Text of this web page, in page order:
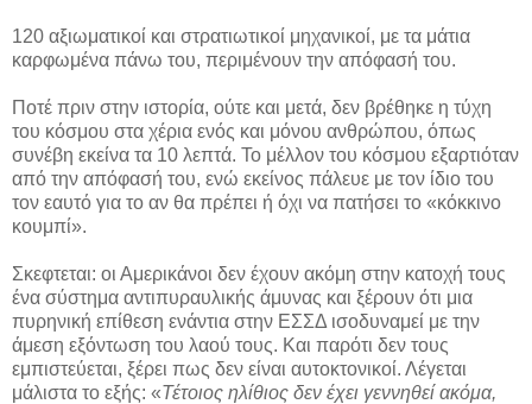
120 αξιωματικοί και στρατιωτικοί μηχανικοί, με τα μάτια
καρφωμένα πάνω του, περιμένουν την απόφασή του.
Ποτέ πριν στην ιστορία, ούτε και μετά, δεν βρέθηκε η τύχη
του κόσμου στα χέρια ενός και μόνου ανθρώπου, όπως
συνέβη εκείνα τα 10 λεπτά. Το μέλλον του κόσμου εξαρτιόταν
από την απόφασή του, ενώ εκείνος πάλευε με τον ίδιο του
τον εαυτό για το αν θα πρέπει ή όχι να πατήσει το «κόκκινο
κουμπί».
Σκεφτεται: οι Αμερικάνοι δεν έχουν ακόμη στην κατοχή τους
ένα σύστημα αντιπυραυλικής άμυνας και ξέρουν ότι μια
πυρηνική επίθεση ενάντια στην ΕΣΣΔ ισοδυναμεί με την
άμεση εξόντωση του λαού τους. Και παρότι δεν τους
εμπιστεύεται, ξέρει πως δεν είναι αυτοκτονικοί. Λέγεται
μάλιστα το εξής: «Τέτοιος ηλίθιος δεν έχει γεννηθεί ακόμα,